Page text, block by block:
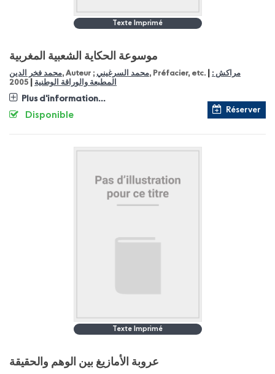
Texte Imprimé
موسوعة الحكاية الشعبية المغربية
محمد فخر الدين, Auteur ; محمد السرغيني, Préfacier, etc.
مراكش :
المطبعة والوراقة الوطنية
2005
Plus d'information...
Réserver
Disponible
Texte Imprimé
عروبة الأمازيغ بين الوهم والحقيقة